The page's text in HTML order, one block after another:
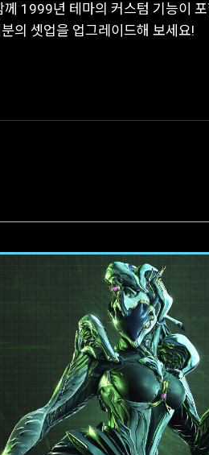
1999년 테마의 커스텀 기능이 포
의 셋업을 업그레이드해 보세요!